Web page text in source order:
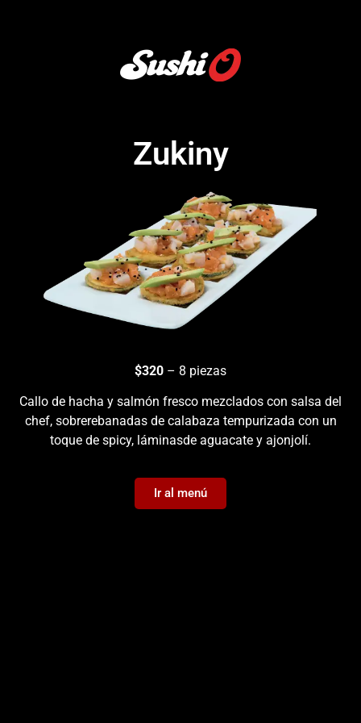
Zukiny
$320 – 8 piezas
Callo de hacha y salmón fresco mezclados con salsa del
chef, sobrerebanadas de calabaza tempurizada con un
toque de spicy, láminasde aguacate y ajonjolí.
Ir al menú